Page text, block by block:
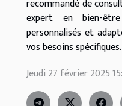
recommandé de
expert en bien-
personnalisés et
vos besoins spécifiques.
Jeudi 27 février 2025